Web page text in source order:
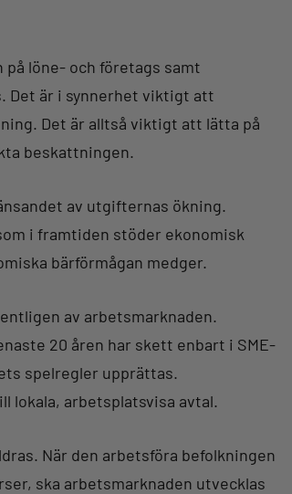
löne- och företags samt
Det är i synnerhet viktigt att
Det är alltså viktigt att lätta på
beskattningen.
av utgifternas ökning.
i framtiden stöder ekonomisk
bärförmågan medger.
av arbetsmarknaden.
20 åren har skett enbart i SME-
spelregler upprättas.
lokala, arbetsplatsvisa avtal.
När den arbetsföra befolkningen
ska arbetsmarknaden utvecklas